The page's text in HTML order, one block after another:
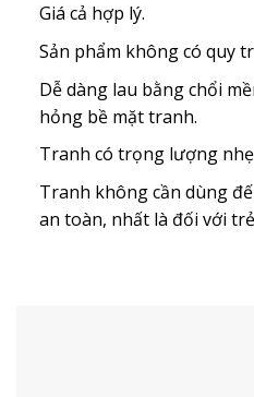
Giá cả hợp lý.
Sản phẩm không có quy
Dễ dàng lau bằng chổi
hỏng bề mặt tranh.
Tranh có trọng lượng
Tranh không cần dùng
an toàn, nhất là đối với